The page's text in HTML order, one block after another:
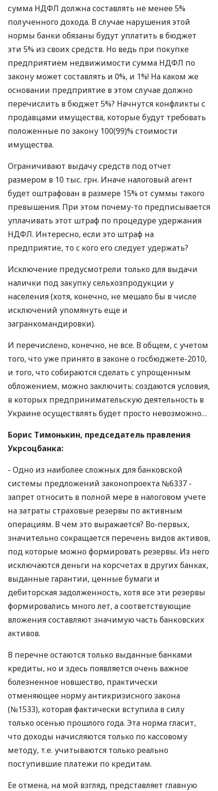
сумма НДФЛ должна составлять не менее 5%
полученного дохода. В случае нарушения этой
нормы банки обязаны будут уплатить в бюджет
эти 5% из своих средств. Но ведь при покупке
предприятием недвижимости сумма НДФЛ по
закону может составлять и 0%, и 1%! На каком же
основании предприятие в этом случае должно
перечислить в бюджет 5%? Начнутся конфликты с
продавцами имущества, которые будут требовать
положенные по закону 100(99)% стоимости
имущества.
Ограничивают выдачу средств под отчет
размером в 10 тыс. грн. Иначе налоговый агент
будет оштрафован в размере 15% от суммы такого
превышения. При этом почему-то предписывается
уплачивать этот штраф по процедуре удержания
НДФЛ. Интересно, если это штраф на
предприятие, то с кого его следует удержать?
Исключение предусмотрели только для выдачи
налички под закупку сельхозпродукции у
населения (хотя, конечно, не мешало бы в числе
исключений упомянуть еще и
загранкомандировки).
И перечислено, конечно, не все. В общем, с учетом
того, что уже принято в законе о госбюджете-2010,
и того, что собираются сделать с упрощенным
обложением, можно заключить: создаются условия,
в которых предпринимательскую деятельность в
Украине осуществлять будет просто невозможно…
Борис Тимонькин, председатель правления
Укрсоцбанка:
- Одно из наиболее сложных для банковской
системы предложений законопроекта №6337 -
запрет относить в полной мере в налоговом учете
на затраты страховые резервы по активным
операциям. В чем это выражается? Во-первых,
значительно сокращается перечень видов активов,
под которые можно формировать резервы. Из него
исключаются деньги на корсчетах в других банках,
выданные гарантии, ценные бумаги и
дебиторская задолженность, хотя все эти резервы
формировались много лет, а соответствующие
вложения составляют значимую часть банковских
активов.
В перечне остаются только выданные банками
кредиты, но и здесь появляется очень важное
болезненное новшество, практически
отменяющее норму антикризисного закона
(№1533), которая фактически вступила в силу
только осенью прошлого года. Эта норма гласит,
что доходы начисляются только по кассовому
методу, т.е. учитываются только реально
поступившие платежи по кредитам.
Ее отмена, на мой взгляд, представляет главную